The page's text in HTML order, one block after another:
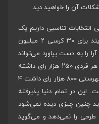
آن را خواهید دید.
انتخابات تناسبی داریم یک
حدنصاب را در نظر می‌گیرند مثلاً می‌گویند برای ۳۰ کرسی ۲ میلیون
که اگر هر فرد ۲۰ درصد آرا را به دست بیاورد می‌تواند
یک کرسی از مجلس کسب کند مثلاً اگر هر فردی ۲۵۰ هزار رای داشته
باشد یک کرسی به دست می‌آورد و اگر فهرستی ۸۰۰ هزار رای داشت ۴
این در تمام دنیا پذیرفته
چنین چیزی دیده نمی‌شود
طرحی را نمی‌دهد و می‌گوید